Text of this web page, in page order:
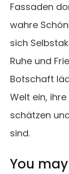
Fassaden
wahre
sich
Ruhe und
Botschaft
Welt ein,
schätzen
sind.
You